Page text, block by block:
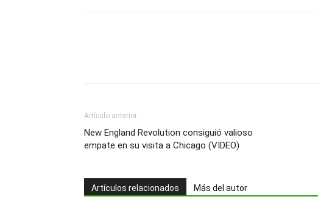
Artículo anterior
New England Revolution consiguió valioso
empate en su visita a Chicago (VIDEO)
Artículos relacionados Más del autor